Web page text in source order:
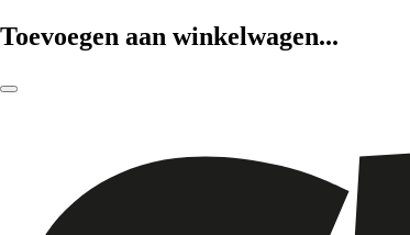
Toevoegen aan winkelwagen...